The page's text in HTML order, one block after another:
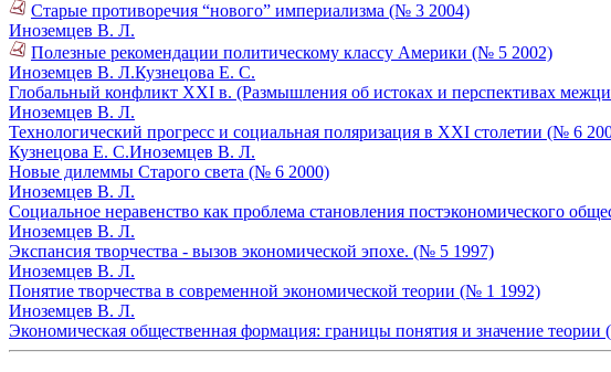
Старые противоречия “нового” империализма (№ 3 2004)
Иноземцев В. Л.
Полезные рекомендации политическому классу Америки (№ 5 2002)
Иноземцев В. Л.Кузнецова Е. С.
Глобальный конфликт XXI в. (Размышления об истоках и перспективах
Иноземцев В. Л.
Технологический прогресс и социальная поляризация в ХХI столетии (№ 6
Кузнецова Е. С.Иноземцев В. Л.
Новые дилеммы Старого света (№ 6 2000)
Иноземцев В. Л.
Социальное неравенство как проблема становления постэкономического
Иноземцев В. Л.
Экспансия творчества - вызов экономической эпохе. (№ 5 1997)
Иноземцев В. Л.
Понятие творчества в современной экономической теории (№ 1 1992)
Иноземцев В. Л.
Экономическая общественная формация: границы понятия и значение